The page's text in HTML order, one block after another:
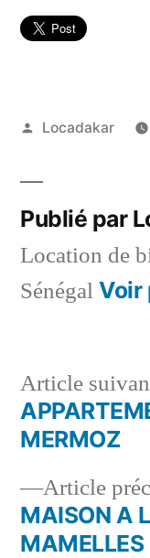
Publié
Locadakar
Publié par
Location de
Sénégal Voir
l’article
Article
MAISON A
MAMELLES
Article
MERMOZ